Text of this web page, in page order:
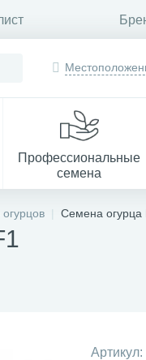
Профессиональные
семена
Семена
Артикул: